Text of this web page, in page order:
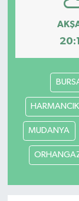
HARMANCIK
MUDANYA